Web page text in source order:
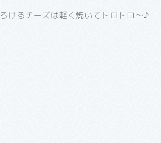
けるチーズは軽く焼いてトロトロ～♪